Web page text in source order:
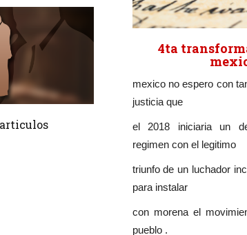
266 Articulos
4ta
mexico no espero con
justicia que
el 2018 iniciaria un
regimen con el legitimo
triunfo de un luchador
para instalar
con morena el
pueblo .